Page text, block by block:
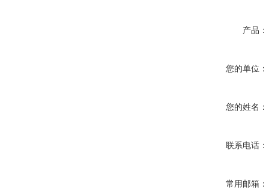
产品：
您的单位：
您的姓名：
联系电话：
常用邮箱：